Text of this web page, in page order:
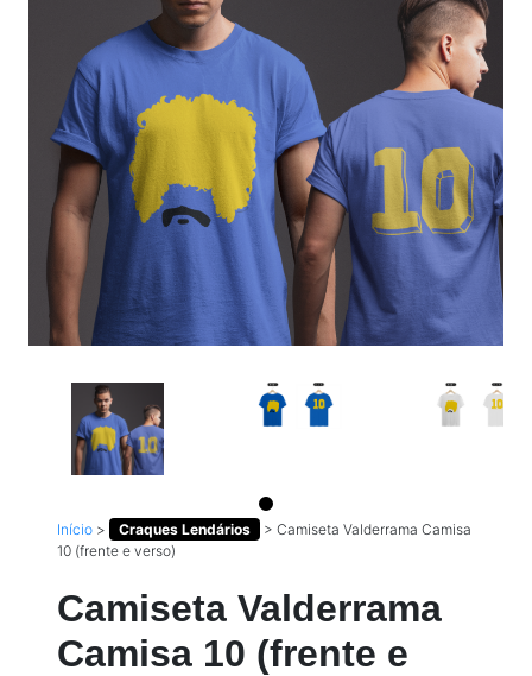
Início > Craques Lendários > Camiseta Valderrama Camisa
10 (frente e verso)
Camiseta Valderrama
Camisa 10 (frente e